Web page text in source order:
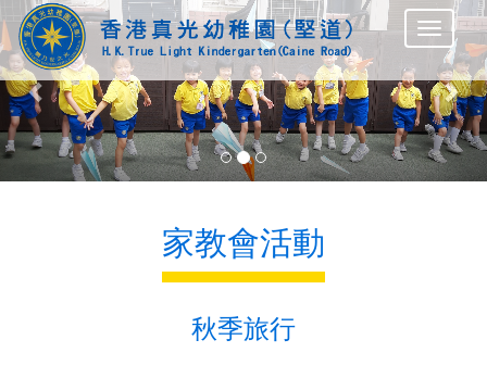
Previous
家教會活動
秋季旅行